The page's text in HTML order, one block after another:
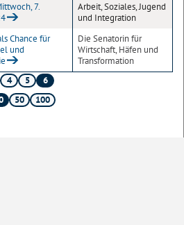
7.
Arbeit, Soziales, Jugend
und Integration
Chance für
und
Die Senatorin für
Wirtschaft, Häfen und
Transformation
4 5
6
50 100